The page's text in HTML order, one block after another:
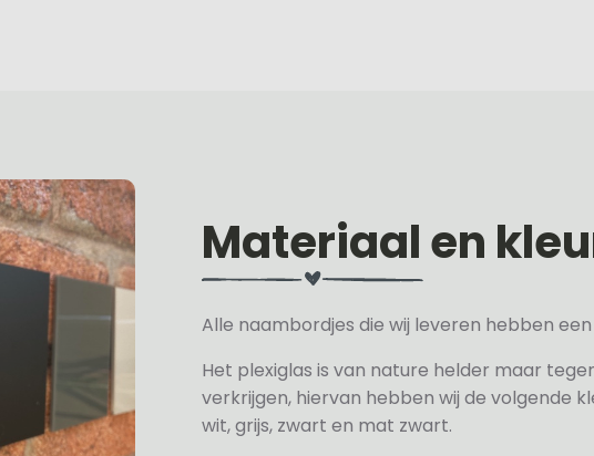
Materiaal en
Alle naambordjes die wij leveren hebben
Het plexiglas is van nature helder maar
verkrijgen, hiervan hebben wij de volgende
wit, grijs, zwart en mat zwart.